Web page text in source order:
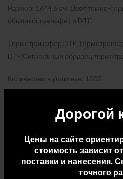
Дорогой
Цены на сайте
стоимость зависит
поставки и нанесения.
точного
Размер: 16*4.6 см. Цвет темно-
обычный трансфет и DTF.
Термотрансфер
DTF;Сигнальный образец
Количество в упаковке: 1000
Вес упаковки: 6.5
ДОПОЛНИТЕЛЬНАЯ